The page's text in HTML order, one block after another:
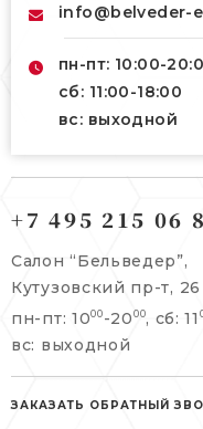
info@belveder-
пн-пт: 10:00-
сб: 11:00-18:00
вс: выходной
info@belveder-
пн-пт: 10:00-
сб, вс:
Берсеневский
+7 495 477 45 43
info@belveder-
пн-пт: 10:00-
сб: выходной
+7 495 215 06
Салон “Бельведер”,
Кутузовский пр-т, 26
пн-пт: 1000 -20 00, сб: 11
вс: выходной
ЗАКАЗАТЬ ОБРАТНЫЙ